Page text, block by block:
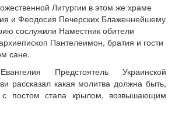
Литургии в этом же храме
и Феодосия Печерских Блаженнейшему
сослужили Наместник обители
Пантелеимон, братия и гости
сане.
Предстоятель Украинской
рассказал какая молитва должна быть,
постом стала крылом, возвышающим